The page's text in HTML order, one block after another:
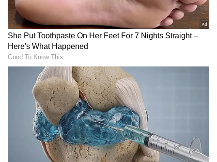
కాగా.. క్యాపిటల్ దాడి కేసులో ట్రంప్ పాత్రపై విచారణ
జరపాలని అమెరికా కాంగ్రెస్ కమిటీ డిసెంబరులో సిఫారసు
USA Iran: అమెరికాకు ఇరాన్
మాస్ వార్నింగ్‌.. 9/11 తరహా
దాడులు చేస్తామంటూ హెచ్చ‌రిక
USA Iran: ఇరాన్‌తో యుద్ధం..
అమెరికా ఇప్ప‌టి వ‌ర‌కు ఎన్ని
కోట్లు ఖ‌ర్చు చేసిందో తెలిస్తే షాక్
LATEST VIDEOS
చీరను నేసిన సీఎం చంద్రబాబు | CM
Chandrababu Chirala tour | Asianet
Telugu
బంగాళాఖాతంలో అల్పపీడనం...ఇక ఏపీలో
దంచుడే | Asianet News Telugu